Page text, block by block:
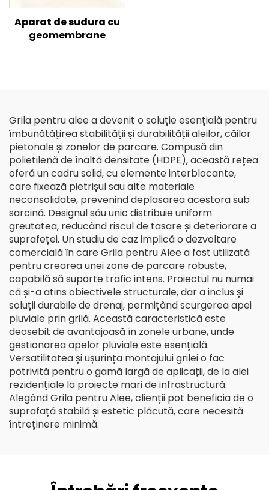
Aparat de sudura cu
geomembrane
Grila pentru alee a devenit o soluție esențială pentru
îmbunătățirea stabilității și durabilității aleilor, căilor
pietonale și zonelor de parcare. Compusă din
polietilenă de înaltă densitate (HDPE), această rețea
oferă un cadru solid, cu elemente interblocante,
care fixează pietrișul sau alte materiale
neconsolidate, prevenind deplasarea acestora sub
sarcină. Designul său unic distribuie uniform
greutatea, reducând riscul de tasare și deteriorare a
suprafeței. Un studiu de caz implică o dezvoltare
comercială în care Grila pentru Alee a fost utilizată
pentru crearea unei zone de parcare robuste,
capabilă să suporte trafic intens. Proiectul nu numai
că și-a atins obiectivele structurale, dar a inclus și
soluții durabile de drenaj, permițând scurgerea apei
pluviale prin grilă. Această caracteristică este
deosebit de avantajoasă în zonele urbane, unde
gestionarea apelor pluviale este esențială.
Versatilitatea și ușurința montajului grilei o fac
potrivită pentru o gamă largă de aplicații, de la alei
rezidențiale la proiecte mari de infrastructură.
Alegând Grila pentru Alee, clienții pot beneficia de o
suprafață stabilă și estetic plăcută, care necesită
întreținere minimă.